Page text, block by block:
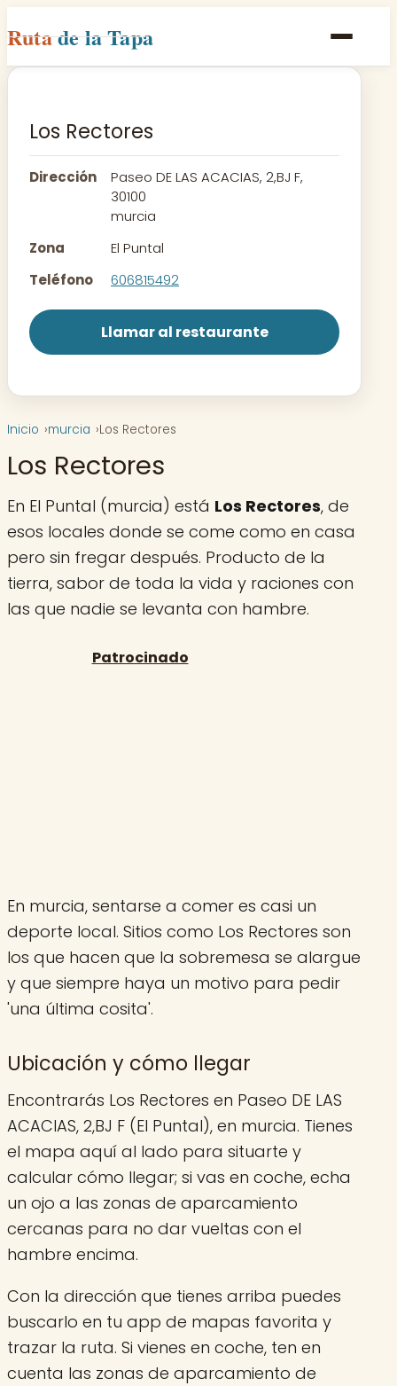
Rutade la Tapa
Inicio
Rutas
Contacto
Los Rectores
Dirección
Paseo DE LAS ACACIAS, 2,BJ F,
30100
murcia
Zona
El Puntal
Teléfono
606815492
Llamar al restaurante
Inicio murcia Los Rectores
Los Rectores
En El Puntal (murcia) está Los Rectores, de
esos locales donde se come como en casa
pero sin fregar después. Producto de la
tierra, sabor de toda la vida y raciones con
las que nadie se levanta con hambre.
En murcia, sentarse a comer es casi un
deporte local. Sitios como Los Rectores son
los que hacen que la sobremesa se alargue
y que siempre haya un motivo para pedir
'una última cosita'.
Ubicación y cómo llegar
Encontrarás Los Rectores en Paseo DE LAS
ACACIAS, 2,BJ F (El Puntal), en murcia. Tienes
el mapa aquí al lado para situarte y
calcular cómo llegar; si vas en coche, echa
un ojo a las zonas de aparcamiento
cercanas para no dar vueltas con el
hambre encima.
Con la dirección que tienes arriba puedes
buscarlo en tu app de mapas favorita y
trazar la ruta. Si vienes en coche, ten en
cuenta las zonas de aparcamiento de